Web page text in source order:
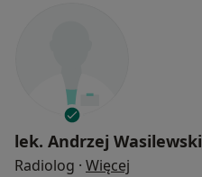
lek. Andrzej Wasilewski
Radiolog · Więcej